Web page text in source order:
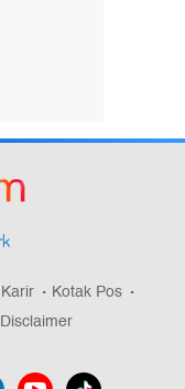
Karir
Kotak Pos
Disclaimer